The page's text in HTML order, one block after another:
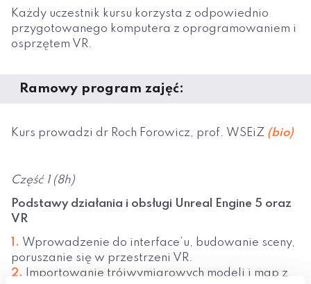
Każdy uczestnik kursu korzysta z odpowiednio
przygotowanego komputera z oprogramowaniem i
osprzętem VR.
Ramowy program zajęć:
Kurs prowadzi dr Roch Forowicz, prof. WSEiZ (bio)
Część 1 (8h)
Podstawy działania i obsługi Unreal Engine 5 oraz
VR
Wprowadzenie do interface’u, budowanie sceny,
poruszanie się w przestrzeni VR.
Importowanie trójwymiarowych modeli i map z